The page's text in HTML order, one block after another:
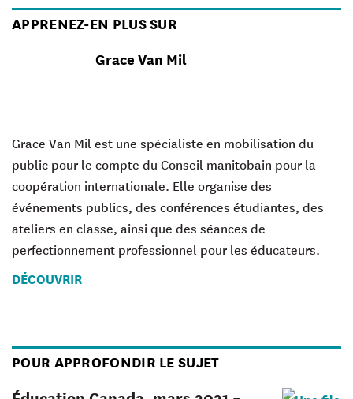
APPRENEZ-EN PLUS SUR
Grace Van Mil
Grace Van Mil est une spécialiste en mobilisation du
public pour le compte du Conseil manitobain pour la
coopération internationale. Elle organise des
événements publics, des conférences étudiantes, des
ateliers en classe, ainsi que des séances de
perfectionnement professionnel pour les éducateurs.
DÉCOUVRIR
POUR APPROFONDIR LE SUJET